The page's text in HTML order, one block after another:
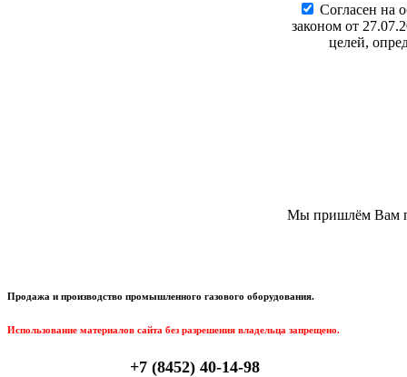
Cогласен на
законом от
целей,
Мы пришлём Вам
Продажа и производство промышленного газового оборудования.
Использование материалов сайта без разрешения владельца запрещено.
+7 (8452) 40-14-98